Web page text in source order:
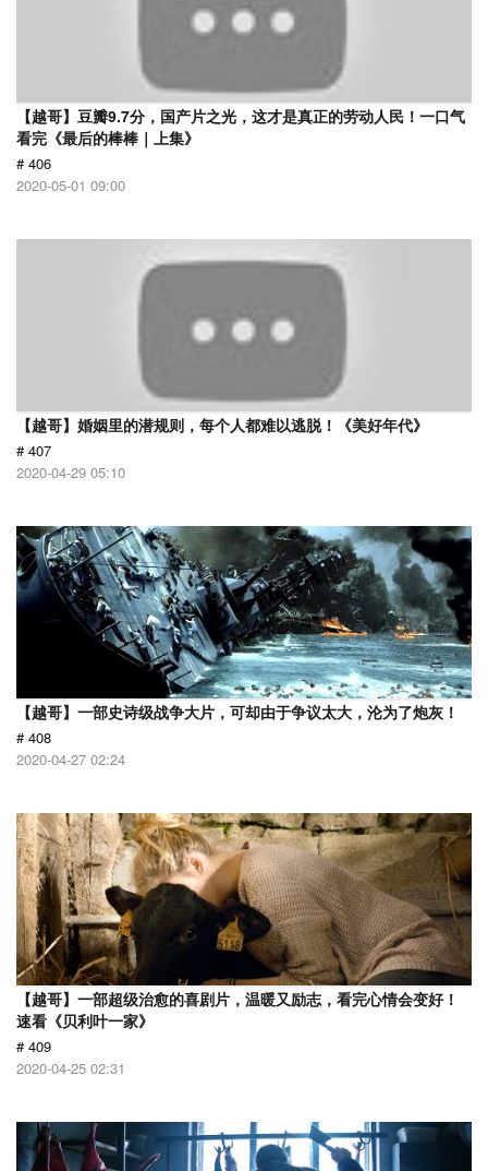
【越哥】豆瓣9.7分，国产片之光，这才是真正的劳动人民！一口气
看完《最后的棒棒｜上集》
# 406
2020-05-01 09:00
【越哥】婚姻里的潜规则，每个人都难以逃脱！《美好年代》
# 407
2020-04-29 05:10
【越哥】一部史诗级战争大片，可却由于争议太大，沦为了炮灰！
# 408
2020-04-27 02:24
【越哥】一部超级治愈的喜剧片，温暖又励志，看完心情会变好！
速看《贝利叶一家》
# 409
2020-04-25 02:31